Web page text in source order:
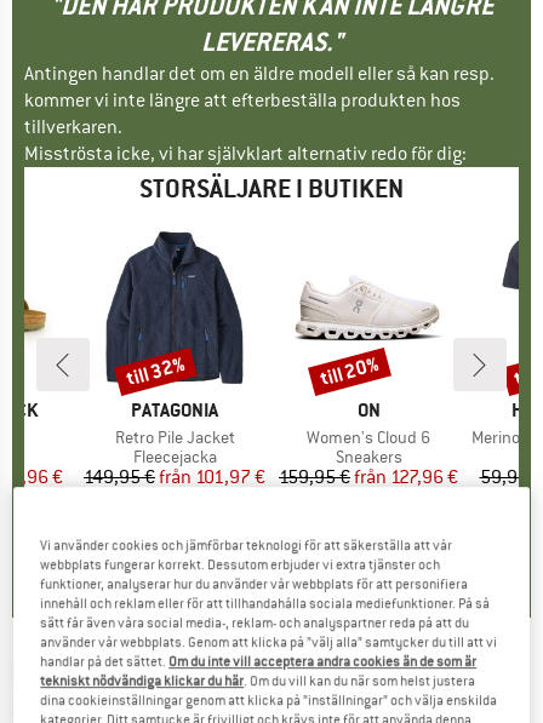
LEVERERAS."
Antingen handlar det om en äldre modell eller så kan resp.
kommer vi inte längre att efterbeställa produkten hos
tillverkaren.
Misströsta icke, vi har självklart alternativ redo för dig:
STORSÄLJARE I BUTIKEN
pris
71,96 €
)
VARUMÄRKE
PATAGONIA
Produkter
Retro Pile Jacket
Produktgrupp
Fleecejacka
Pris
149,95 € Reducerat pris
från 101,97 €
4,6(71)
Rabatt
till 32%
VARUMÄRKE
ON
Produkter
Women's Cloud 6
Produktgrupp
Sneakers
Pris
159,95 € Reducerat pris
från 127,96 €
4,7(48)
Rabatt
till 20%
Produkter
MerinoMix150
59,95 €
till
DAKINE -Poacher Ras 26 - Skidryggsäck
(0)
Vi använder cookies och jämförbar teknologi för att säkerställa att vår
webbplats fungerar korrekt. Dessutom erbjuder vi extra tjänster och
funktioner, analyserar hur du använder vår webbplats för att personifiera
innehåll och reklam eller för att tillhandahålla sociala mediefunktioner. På så
sätt får även våra social media-, reklam- och analyspartner reda på att du
använder vår webbplats. Genom att klicka på ”välj alla” samtycker du till att vi
handlar på det sättet. Om du inte vill acceptera andra cookies än de som är
tekniskt nödvändiga klickar du här. Om du vill kan du när som helst justera
dina cookieinställningar genom att klicka på ”inställningar” och välja enskilda